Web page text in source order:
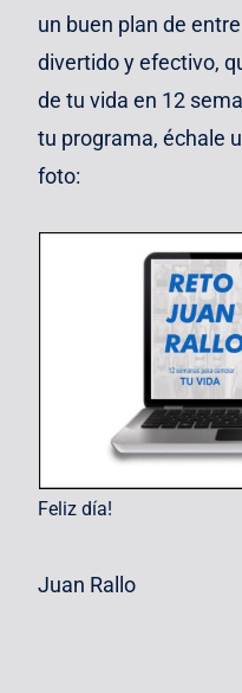
un buen plan de
divertido y efectivo,
de tu vida en 12
tu programa, échale
foto:
Feliz día!
Juan Rallo